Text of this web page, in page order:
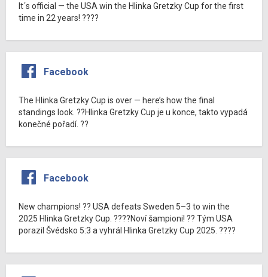
It´s official — the USA win the Hlinka Gretzky Cup for the first
time in 22 years! ????
Facebook
The Hlinka Gretzky Cup is over — here’s how the final
standings look. ??Hlinka Gretzky Cup je u konce, takto vypadá
konečné pořadí. ??
Facebook
New champions! ?? USA defeats Sweden 5–3 to win the
2025 Hlinka Gretzky Cup. ????Noví šampioni! ?? Tým USA
porazil Švédsko 5:3 a vyhrál Hlinka Gretzky Cup 2025. ????